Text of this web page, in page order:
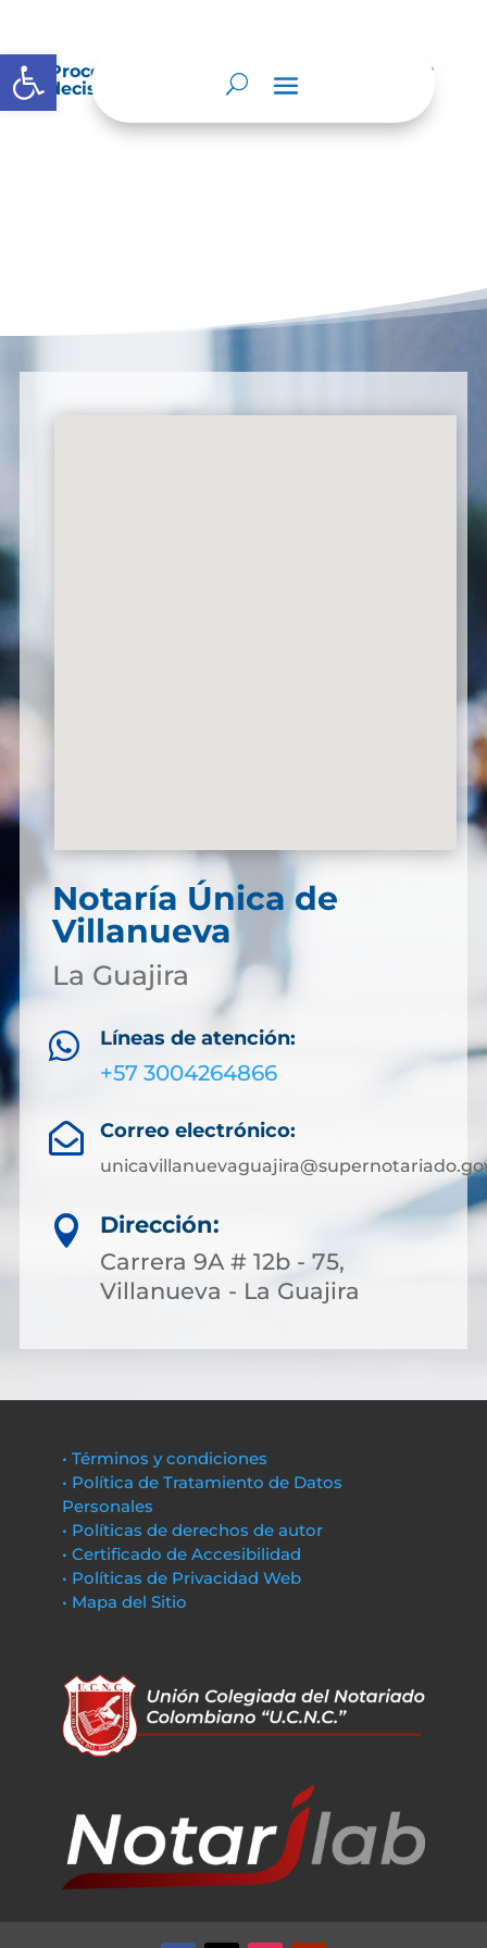
Abrir barra de herramientas
Procedimientos que se siguen para tomar
decisiones en las diferentes áreas
Notaría Única de
Villanueva
La Guajira
 Líneas de atención:
+57 3004264866
 Correo electrónico:

Dirección:
Carrera 9A # 12b - 75,
Villanueva - La Guajira
• Términos y condiciones
• Política de Tratamiento de Datos
Personales
• Políticas de derechos de autor
• Certificado de Accesibilidad
• Políticas de Privacidad Web
• Mapa del Sitio